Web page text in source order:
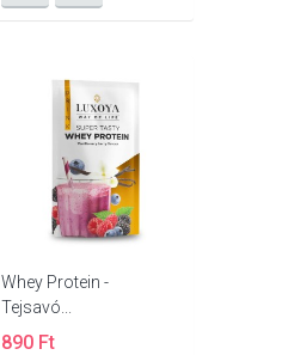
Whey Protein -
Tejsavó...
890 Ft